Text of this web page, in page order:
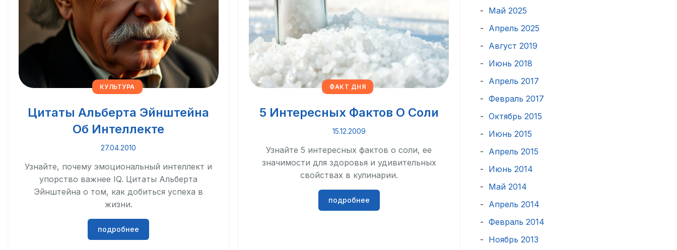
КУЛЬТУРА
Цитаты Альберта Эйнштейна
Об Интеллекте
27.04.2010
Узнайте, почему эмоциональный интеллект и
упорство важнее IQ. Цитаты Альберта
Эйнштейна о том, как добиться успеха в
жизни.
подробнее
ФАКТ ДНЯ
5 Интересных Фактов О Соли
15.12.2009
Узнайте 5 интересных фактов о соли, ее
значимости для здоровья и удивительных
свойствах в кулинарии.
подробнее
Май 2025
Апрель 2025
Август 2019
Июнь 2018
Апрель 2017
Февраль 2017
Октябрь 2015
Июнь 2015
Апрель 2015
Июнь 2014
Май 2014
Апрель 2014
Февраль 2014
Ноябрь 2013